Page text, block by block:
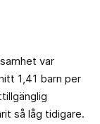
var
1,41 barn per
så låg tidigare.